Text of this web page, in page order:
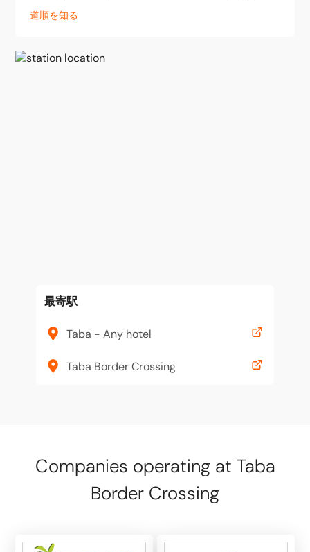
道順を知る
最寄駅
Taba - Any hotel
Taba Border Crossing
Companies operating at Taba
Border Crossing